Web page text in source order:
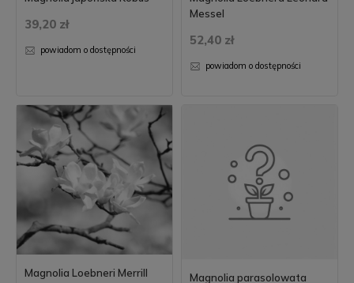
39,20 zł
powiadom o dostępności
Messel
52,40 zł
powiadom o dostępności
Magnolia Loebneri Merrill Magnolia parasolowata